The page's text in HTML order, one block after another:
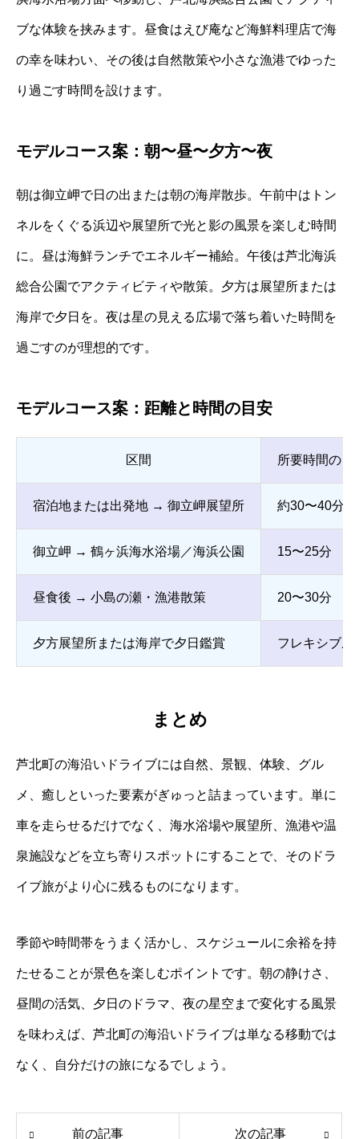
ブな体験を挟みます。昼食はえび庵など海鮮料理店で海
の幸を味わい、その後は自然散策や小さな漁港でゆった
り過ごす時間を設けます。
モデルコース案：朝〜昼〜夕方〜夜
朝は御立岬で日の出または朝の海岸散歩。午前中はトン
ネルをくぐる浜辺や展望所で光と影の風景を楽しむ時間
に。昼は海鮮ランチでエネルギー補給。午後は芦北海浜
総合公園でアクティビティや散策。夕方は展望所または
海岸で夕日を。夜は星の見える広場で落ち着いた時間を
過ごすのが理想的です。
モデルコース案：距離と時間の目安
区間 所要時間の目
宿泊地または出発地 → 御立岬展望所 約30〜40分
御立岬 → 鶴ヶ浜海水浴場／海浜公園 15〜25分
昼食後 → 小島の瀬・漁港散策 20〜30分
夕方展望所または海岸で夕日鑑賞 フレキシブル
まとめ
芦北町の海沿いドライブには自然、景観、体験、グル
メ、癒しといった要素がぎゅっと詰まっています。単に
車を走らせるだけでなく、海水浴場や展望所、漁港や温
泉施設などを立ち寄りスポットにすることで、そのドラ
イブ旅がより心に残るものになります。
季節や時間帯をうまく活かし、スケジュールに余裕を持
たせることが景色を楽しむポイントです。朝の静けさ、
昼間の活気、夕日のドラマ、夜の星空まで変化する風景
を味わえば、芦北町の海沿いドライブは単なる移動では
なく、自分だけの旅になるでしょう。
前の記事 次の記事